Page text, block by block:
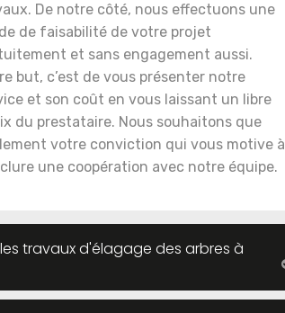
De notre côté, nous effectuons une
de faisabilité de votre projet
et sans engagement aussi.
but, c’est de vous présenter notre
et son coût en vous laissant un libre
du prestataire. Nous souhaitons que
votre conviction qui vous motive à
une coopération avec notre équipe.
les travaux d'élagage des arbres à